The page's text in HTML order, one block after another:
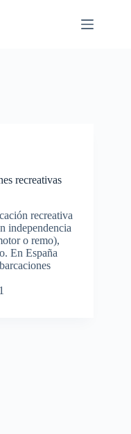
recreativas
recreativa
independencia
o remo),
En España